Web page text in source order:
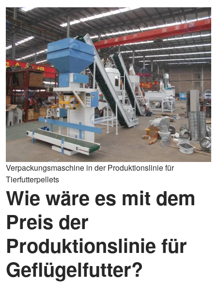
Verpackungsmaschine in der Produktionslinie für
Tierfutterpellets
Wie wäre es mit dem
Preis der
Produktionslinie für
Geflügelfutter?